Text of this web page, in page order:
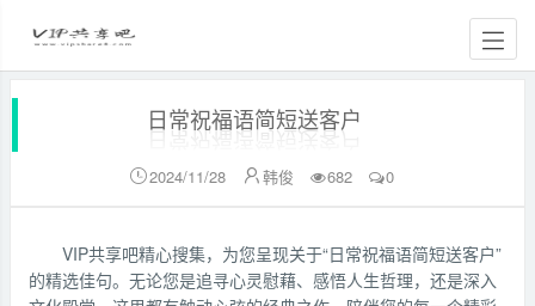
日常祝福语简短送客户
2024/11/28 韩俊 682 0
VIP共享吧精心搜集，为您呈现关于“日常祝福语简短送客户”
的精选佳句。无论您是追寻心灵慰藉、感悟人生哲理，还是深入